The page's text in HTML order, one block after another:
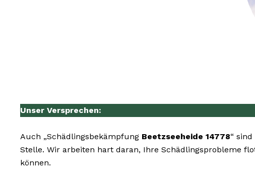
Unser Versprechen:
Auch „Schädlingsbekämpfung Beetzseeheide 14778“
Stelle. Wir arbeiten hart daran, Ihre Schädlingsprobleme
können.